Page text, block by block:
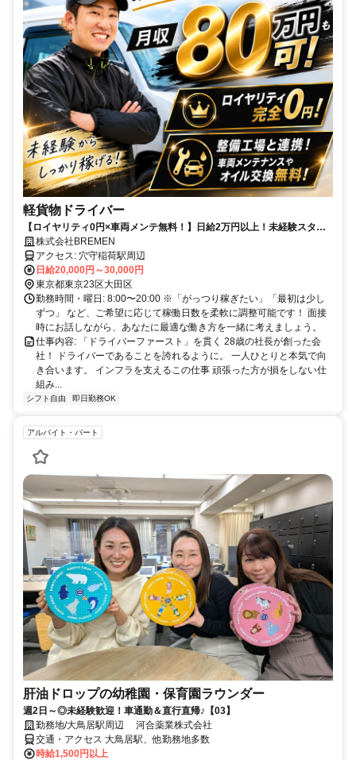
軽貨物ドライバー
【ロイヤリティ0円×車両メンテ無料！】日給2万円以上！未経験スター
トもベテランも手厚くサポート☆月収80万も可能or 土日休みのマイペー
ス勤務も自由自在！
株式会社BREMEN
アクセス: 穴守稲荷駅周辺
日給20,000円～30,000円
東京都東京23区大田区
勤務時間・曜日: 8:00〜20:00 ※「がっつり稼ぎたい」「最初は少し
ずつ」 など、ご希望に応じて稼働日数を柔軟に調整可能です！ 面接
時にお話しながら、あなたに最適な働き方を一緒に考えましょう。
仕事内容: 「ドライバーファースト」を貫く 28歳の社長が創った会
社！ ドライバーであることを誇れるように。 一人ひとりと本気で向
き合います。 インフラを支えるこの仕事 頑張った方が損をしない仕
組み...
シフト自由 即日勤務OK
アルバイト・パート
肝油ドロップの幼稚園・保育園ラウンダー
週2日～◎未経験歓迎！車通勤＆直行直帰♪【03】
勤務地/大鳥居駅周辺 河合薬業株式会社
交通・アクセス 大鳥居駅、他勤務地多数
時給1,500円以上